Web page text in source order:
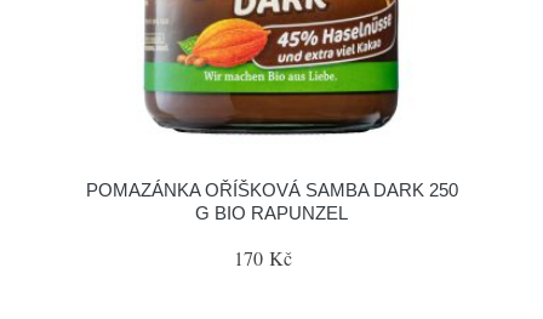
POMAZÁNKA OŘÍŠKOVÁ SAMBA DARK 250
G BIO RAPUNZEL
170 Kč